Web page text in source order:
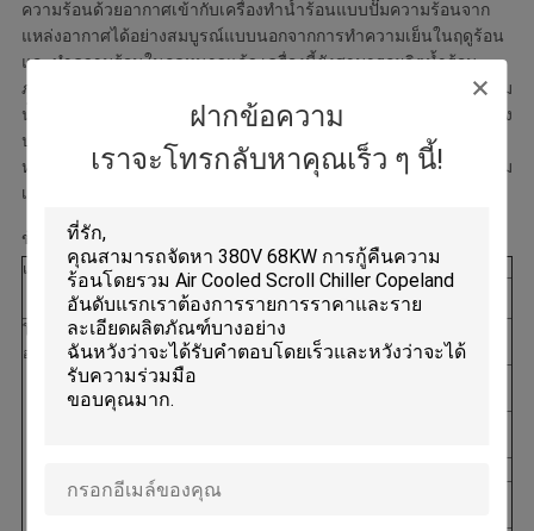
ฝากข้อความ
เราจะโทรกลับหาคุณเร็ว ๆ นี้!
ความร้อนด้วยอากาศเข้ากับเครื่องทำน้ำร้อนแบบปั๊มความร้อนจาก
แหล่งอากาศได้อย่างสมบูรณ์แบบนอกจากการทำความเย็นในฤดูร้อน
และทำความร้อนในฤดูหนาวแล้ว เครื่องนี้ยังสามารถผลิตน้ำร้อน
ภายในครัวเรือนที่อุณหภูมิ 40°C ถึง 50°C ได้ตลอดเวลาใช้แทนหม้อต้ม
น้ำร้อนได้ ประหยัดค่าลงทุนหม้อต้มน้ำร้อนและห้องเครื่องสิ่งนี้ไม่เพียง
ปกป้องสิ่งแวดล้อม แต่ยังช่วยประหยัดต้นทุนการดำเนินงานอีกด้วย
หน่วยนี้สามารถกู้คืนความร้อนเหลือทิ้งที่ปล่อยออกมาจากการทำความ
เย็น หลีกเลี่ยง "ปรากฏการณ์เกาะความร้อน" ได้อย่างมีประสิทธิภาพ
ข้อมูลจำเพาะ:
แบบอย่าง:
EKAC230
BR1SRM/
โหมดปรับ
อากาศ
ความสามารถในการทำความเย็นที่กำหนด
วัตต์
ความจุความร้อนที่กำหนด
กำลังรวมของความจุความร้อนที่กำหนด